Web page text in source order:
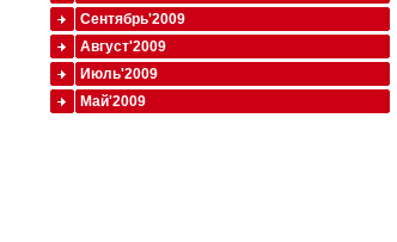
Сентябрь'2009
Август'2009
Июль'2009
Май'2009